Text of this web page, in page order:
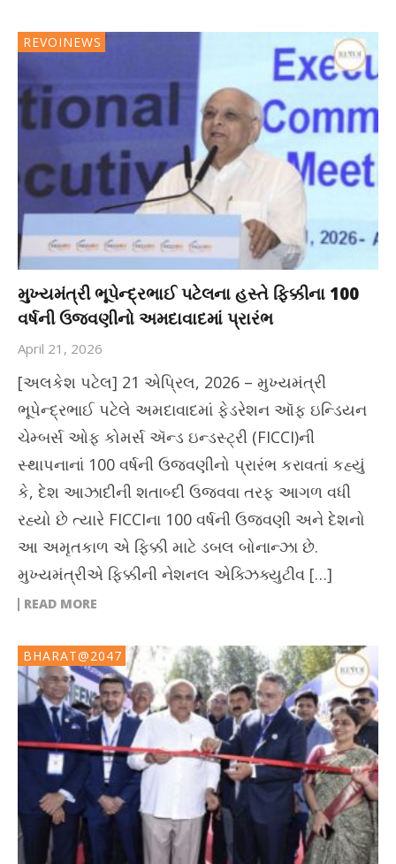
REVOINEWS
મુખ્યમંત્રી ભૂપેન્દ્રભાઈ પટેલના હસ્તે ફિક્કીના 100
વર્ષની ઉજવણીનો અમદાવાદમાં પ્રારંભ
April 21, 2026
[અલકેશ પટેલ] 21 એપ્રિલ, 2026 – મુખ્યમંત્રી
ભૂપેન્દ્રભાઈ પટેલે અમદાવાદમાં ફેડરેશન ઑફ ઇન્ડિયન
ચેમ્બર્સ ઓફ કોમર્સ ઍન્ડ ઇન્ડસ્ટ્રી (FICCI)ની
સ્થાપનાનાં 100 વર્ષની ઉજવણીનો પ્રારંભ કરાવતાં કહ્યું
કે, દેશ આઝાદીની શતાબ્દી ઉજવવા તરફ આગળ વધી
રહ્યો છે ત્યારે FICCIના 100 વર્ષની ઉજવણી અને દેશનો
આ અમૃતકાળ એ ફિક્કી માટે ડબલ બોનાન્ઝા છે.
મુખ્યમંત્રીએ ફિક્કીની નેશનલ એક્ઝિક્યુટીવ […]
READ MORE
BHARAT@2047